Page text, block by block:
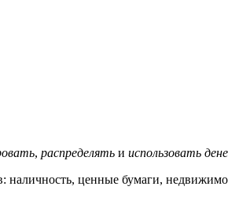
, распределять и использовать
ценные бумаги,